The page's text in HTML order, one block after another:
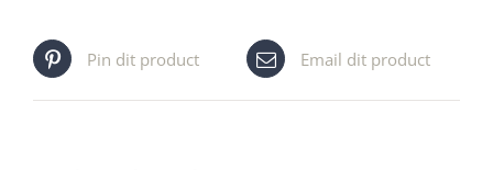
Pin dit product Email dit product